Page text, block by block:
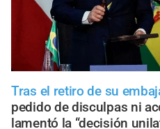
Tras el retiro de su
pedido de disculpas ni
lamentó la “decisión